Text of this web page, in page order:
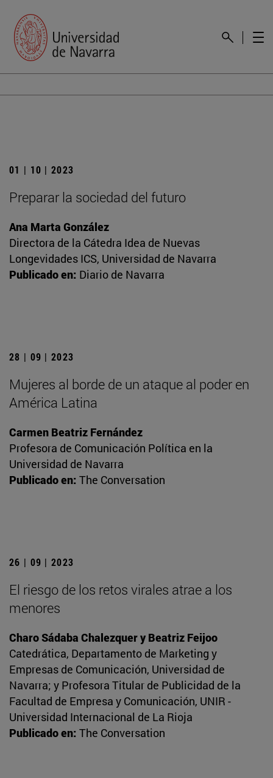
01 | 10 | 2023
Preparar la sociedad del futuro
Ana Marta González
Directora de la Cátedra Idea de Nuevas
Longevidades ICS, Universidad de Navarra
Publicado en: Diario de Navarra
28 | 09 | 2023
Mujeres al borde de un ataque al poder en
América Latina
Carmen Beatriz Fernández
Profesora de Comunicación Política en la
Universidad de Navarra
Publicado en: The Conversation
26 | 09 | 2023
El riesgo de los retos virales atrae a los
menores
Charo Sádaba Chalezquer y Beatriz Feijoo
Catedrática, Departamento de Marketing y
Empresas de Comunicación, Universidad de
Navarra; y Profesora Titular de Publicidad de la
Facultad de Empresa y Comunicación, UNIR -
Universidad Internacional de La Rioja
Publicado en: The Conversation